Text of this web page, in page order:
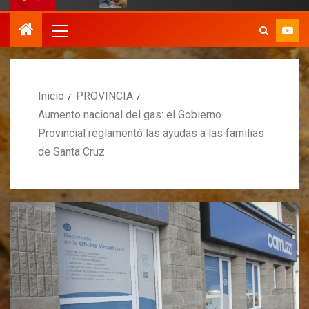
Inicio
PROVINCIA
Aumento nacional del gas: el Gobierno
Provincial reglamentó las ayudas a las familias
de Santa Cruz